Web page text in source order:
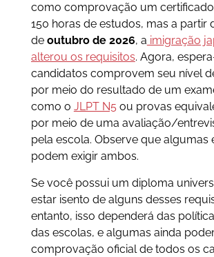
como comprovação um
150 horas de estudos, mas a partir
de outubro de 2026, a imigração
alterou os requisitos. Agora,
candidatos comprovem seu nível
por meio do resultado de um
como o JLPT N5 ou provas
por meio de uma avaliação/
pela escola. Observe que algumas
podem exigir ambos.
Se você possui um diploma
estar isento de alguns desses
entanto, isso dependerá das
das escolas, e algumas ainda
comprovação oficial de todos os